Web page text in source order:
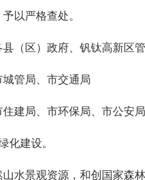
以严格查处。
区）政府、钒钛高新区管
管局、市交通局
局、市环保局、市公安
建设。
景观资源，和创国家森林